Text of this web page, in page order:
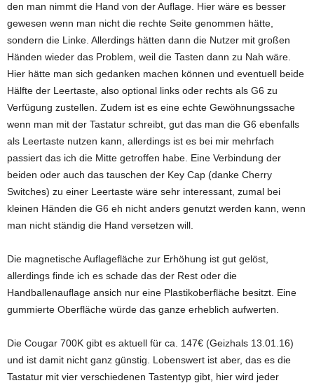
den man nimmt die Hand von der Auflage. Hier wäre es besser
gewesen wenn man nicht die rechte Seite genommen hätte,
sondern die Linke. Allerdings hätten dann die Nutzer mit großen
Händen wieder das Problem, weil die Tasten dann zu Nah wäre.
Hier hätte man sich gedanken machen können und eventuell beide
Hälfte der Leertaste, also optional links oder rechts als G6 zu
Verfügung zustellen. Zudem ist es eine echte Gewöhnungssache
wenn man mit der Tastatur schreibt, gut das man die G6 ebenfalls
als Leertaste nutzen kann, allerdings ist es bei mir mehrfach
passiert das ich die Mitte getroffen habe. Eine Verbindung der
beiden oder auch das tauschen der Key Cap (danke Cherry
Switches) zu einer Leertaste wäre sehr interessant, zumal bei
kleinen Händen die G6 eh nicht anders genutzt werden kann, wenn
man nicht ständig die Hand versetzen will.
Die magnetische Auflagefläche zur Erhöhung ist gut gelöst,
allerdings finde ich es schade das der Rest oder die
Handballenauflage ansich nur eine Plastikoberfläche besitzt. Eine
gummierte Oberfläche würde das ganze erheblich aufwerten.
Die Cougar 700K gibt es aktuell für ca. 147€ (Geizhals 13.01.16)
und ist damit nicht ganz günstig. Lobenswert ist aber, das es die
Tastatur mit vier verschiedenen Tastentyp gibt, hier wird jeder